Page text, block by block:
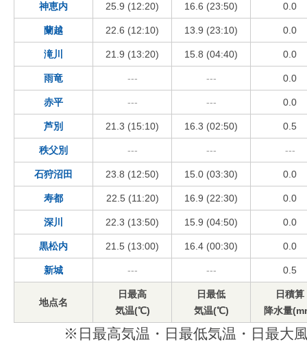
神恵内 25.9 (12:20) 16.6 (23:50) 0.0
蘭越 22.6 (12:10) 13.9 (23:10) 0.0
滝川 21.9 (13:20) 15.8 (04:40) 0.0
雨竜 --- --- 0.0
赤平 --- --- 0.0
芦別 21.3 (15:10) 16.3 (02:50) 0.5
秩父別 --- --- ---
石狩沼田 23.8 (12:50) 15.0 (03:30) 0.0
寿都 22.5 (11:20) 16.9 (22:30) 0.0
深川 22.3 (13:50) 15.9 (04:50) 0.0
黒松内 21.5 (13:00) 16.4 (00:30) 0.0
新城 --- --- 0.5
地点名
日最高
気温(℃)
日最低
気温(℃)
日積算
降水量
※日最高気温・日最低気温・日最大